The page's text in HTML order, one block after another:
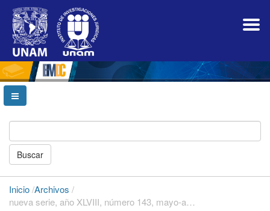
Navegación
principal
Contenido
principal
Barra
lateral
Buscar
Inicio/Archivos /
nueva serie, año XLVIII, número 143, mayo-agosto de 2015